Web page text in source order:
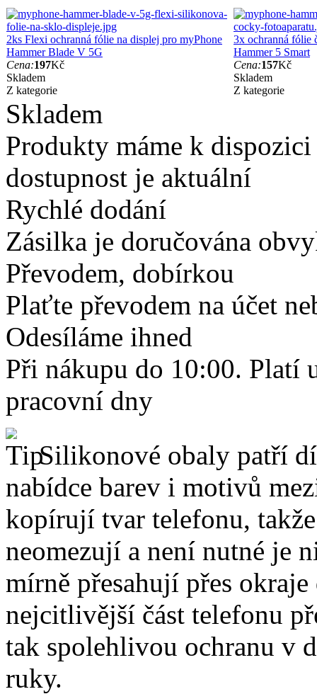
2ks Flexi ochranná fólie na displej pro myPhone
Hammer Blade V 5G
Cena:197Kč
Skladem
Z kategorie
3x ochranná fólie
Hammer 5 Smart
Cena:157Kč
Skladem
Z kategorie
Skladem
Produkty máme k
dostupnost je aktuální
Rychlé dodání
Zásilka je doručována
Převodem, dobírkou
Plaťte převodem na účet
Odesíláme ihned
Při nákupu do 10:00. Platí
pracovní dny
Silikonové obaly patří
nabídce barev i motivů
kopírují tvar telefonu,
neomezují a není nutné je
mírně přesahují přes
nejcitlivější část telefonu
tak spolehlivou ochranu v
ruky.